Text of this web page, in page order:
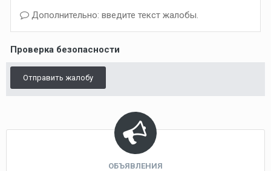
Дополнительно: введите текст жалобы.
Проверка безопасности
Отправить жалобу
ОБЪЯВЛЕНИЯ